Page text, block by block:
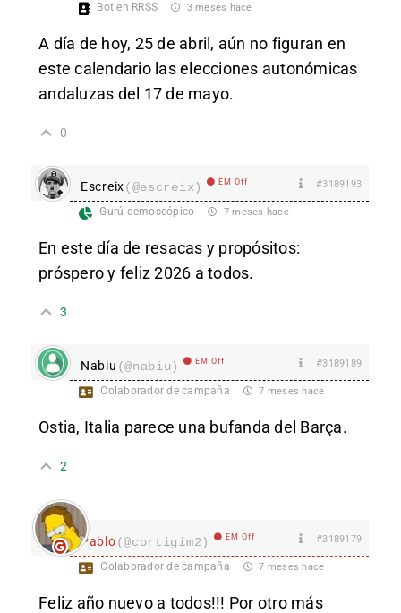
Bot en RRSS 3 meses hace
A día de hoy, 25 de abril, aún no figuran en
este calendario las elecciones autonómicas
andaluzas del 17 de mayo.
0
Escreix(@escreix) EM Off #3189193
Gurú demoscópico 7 meses hace
En este día de resacas y propósitos:
próspero y feliz 2026 a todos.
3
Nabiu (@nabiu) EM Off #3189189
Colaborador de campaña 7 meses hace
Ostia, Italia parece una bufanda del Barça.
2
Pablo(@cortigim2) EM Off #3189179
Colaborador de campaña 7 meses hace
Feliz año nuevo a todos!!! Por otro más